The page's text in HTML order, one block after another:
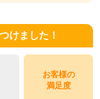
けました！
お客様の
満足度